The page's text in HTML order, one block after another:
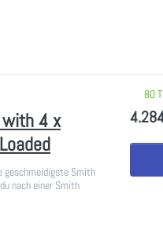
noch keine Bewertungen vor.
4 x
geschmeidigste Smith
nach einer Smith
80